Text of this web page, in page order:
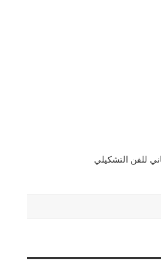
للفن التشكيلي